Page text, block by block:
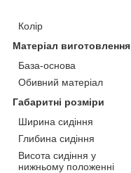
Колір
Матеріал виготовлення
База-основа
Обивний матеріал
Габаритні розміри
Ширина сидіння
Глибина сидіння
Висота сидіння у
нижньому положенні